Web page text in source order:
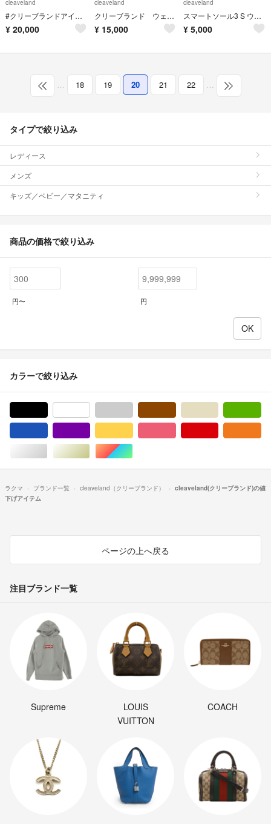
cleaveland
#クリーブランドアイアン2021（Launcher XL ）
¥ 20,000
cleaveland
クリーブランド ウェッジ ２本セット RTX4 FORGED
¥ 15,000
cleaveland
スマートソール3 S ウェッジ
¥ 5,000
… 18 19 20 21 22 …
タイプで絞り込み
レディース
メンズ
キッズ／ベビー／マタニティ
商品の価格で絞り込み
円〜 円
カラーで絞り込み
シルバー/銀色系ゴールド/金色系マルチカラー
ラクマ ブランド一覧 cleaveland（クリーブランド）
cleaveland(クリーブランド)の値
下げアイテム
ページの上へ戻る
注目ブランド一覧
Supreme
LOUIS
VUITTON
COACH